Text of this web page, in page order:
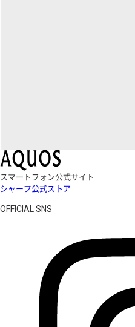
スマートフォン公式サイト
シャープ公式ストア
OFFICIAL SNS